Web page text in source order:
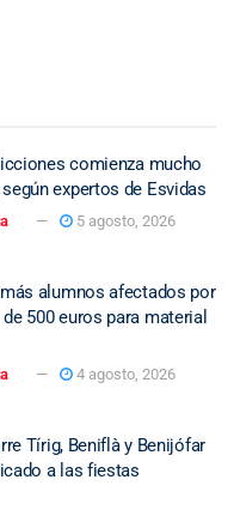
comienza mucho
expertos de Esvidas
5 agosto, 2026
alumnos afectados por
500 euros para material
4 agosto, 2026
Tírig, Beniflà y Benijófar
a las fiestas